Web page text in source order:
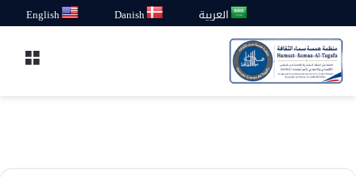
العربية Danish
English